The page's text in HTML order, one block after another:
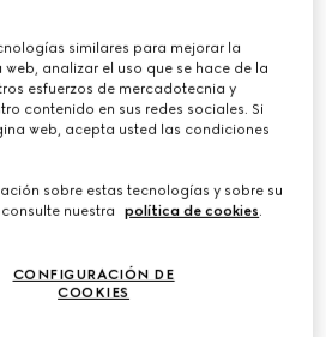
similares para mejorar la
analizar el uso que se hace de la
esfuerzos de mercadotecnia y
contenido en sus redes sociales. Si
web, acepta usted las condiciones
sobre estas tecnologías y sobre su
nuestra
política de cookies.
CONFIGURACIÓN DE
COOKIES